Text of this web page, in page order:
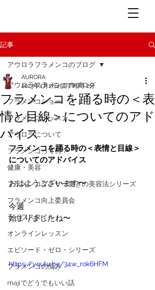
記事
アウロラフラメンコのブログ
フラメンコショー
フラメンコレッスン
アウロラについて
フラメンコって何？
健康・美容
フラメンコダンサー驚きの美容法シリーズ
フラメンコ向上委員会
ライフスタイル
オンラインレッスン
エピソード・ゼロ・シリーズ
フラメンコの悩み
majiでどうでもいい話
アウロラフラメンコのブログ
フラメンコを踊る時の＜表
情と目線＞についてのアド
バイス
AURORA
2023年4月17日読了時間: 2分
フラメンコを踊る時の＜表情と目線＞
についてのアドバイス
おはようございます〜
今週
始まりましたね〜
https://youtu.be/34w_rok6HFM